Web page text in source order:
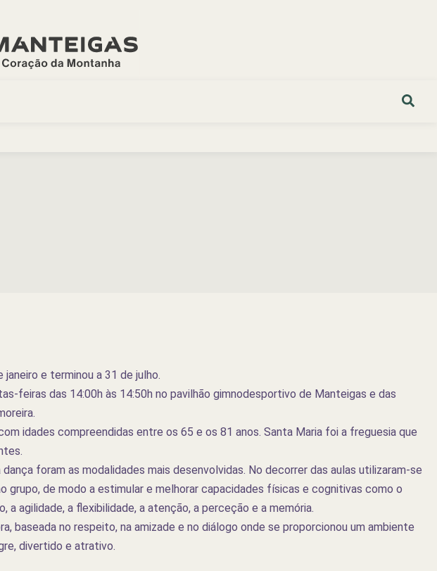
e terminou a 31 de julho.
feiras das 14:00h às 14:50h no pavilhão gimnodesportivo de Manteigas e das
idades compreendidas entre os 65 e os 81 anos. Santa Maria foi a freguesia que
foram as modalidades mais desenvolvidas. No decorrer das aulas utilizaram-se
grupo, de modo a estimular e melhorar capacidades físicas e cognitivas como o
a agilidade, a flexibilidade, a atenção, a perceção e a memória.
baseada no respeito, na amizade e no diálogo onde se proporcionou um ambiente
divertido e atrativo.